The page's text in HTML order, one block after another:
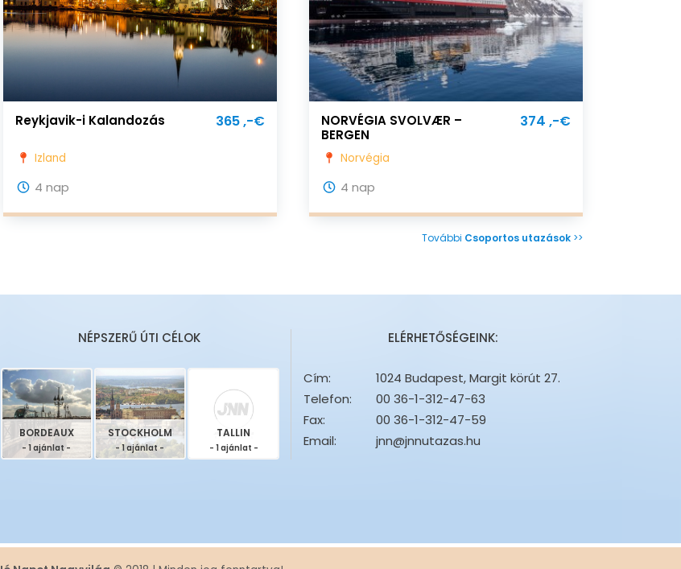
Reykjavik-i Kalandozás 365 ,-€
Izland
4 nap
NORVÉGIA SVOLVÆR –
BERGEN
374 ,-€
Norvégia
4 nap
További Csoportos utazások >>
NÉPSZERŰ ÚTI CÉLOK
BORDEAUX
- 1 ajánlat -
STOCKHOLM
- 1 ajánlat -
TALLIN
- 1 ajánlat -
ELÉRHETŐSÉGEINK:
Cím:
1024 Budapest, Margit körút 27.
Telefon:
00 36-1-312-47-63
Fax:
00 36-1-312-47-59
Email:
jnn@jnnutazas.hu